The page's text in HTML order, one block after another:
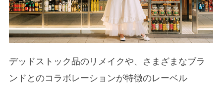
デッドストック品のリメイクや、さまざまなブラ
ンドとのコラボレーションが特徴のレーベル